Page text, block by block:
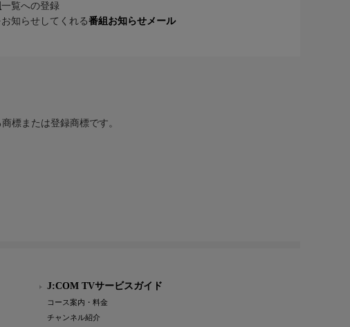
一覧への登録
知らせしてくれる番組お知らせメール
標または登録商標です。
J:COM TVサービスガイド
コース案内・料金
チャンネル紹介